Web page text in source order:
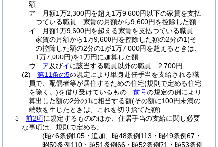
額
ア
月額1万2,300円を超え1万9,600円以下の家賃を支払
つている職員 家賃の月額から9,600円を控除した額
イ
月額1万9,600円を超える家賃を支払つている職員
家賃の月額から1万9,600円を控除した額の2分の1(そ
の控除した額の2分の1が1万7,000円を超えるときは、
1万7,000円)を1万円に加算した額
ウ
ア及びイに該当する職員以外の職員 2,700円
(2)
第11条の5の規定により単身赴任手当を支給される職
員で、配偶者等が居住するための住宅(規則で定める住宅
を除く。)を借り受けているもの 前号の規定の例により
算出した額の2分の1に相当する額(その額に100円未満の
端数を生じたときは、これを切り捨てた額)
3
前2項に規定するもののほか、住居手当の支給に関し必要
な事項は、規則で定める。
(昭46条例105・追加、昭48条例113・昭49条例67・
昭50条例110・昭51条例66・昭52条例71・昭53条例